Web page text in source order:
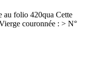
au folio 420qua Cette
couronnée : > N°